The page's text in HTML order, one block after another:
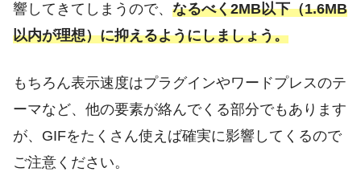
響してきてしまうので、 なるべく2MB以下（1.6MB
以内が理想）に抑えるようにしましょう。
もちろん表示速度はプラグインやワードプレスのテ
ーマなど、他の要素が絡んでくる部分でもあります
が、GIFをたくさん使えば確実に影響してくるので
ご注意ください。